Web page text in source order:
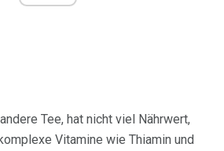
Tee, hat nicht viel Nährwert,
Vitamine wie Thiamin und